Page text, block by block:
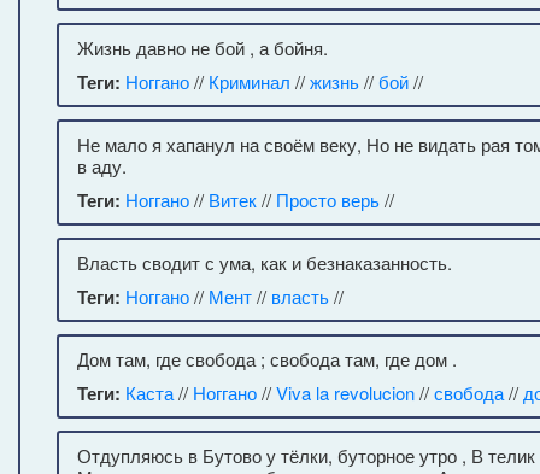
Жизнь давно не бой , а бойня.
Теги: Ноггано// Криминал //жизнь//бой//
Не мало я хапанул на своём веку, Но не видать рая
в аду.
Теги: Ноггано// Витек// Просто верь//
Власть сводит с ума, как и безнаказанность.
Теги: Ноггано// Мент// власть//
Дом там, где свобода ; свобода там, где дом .
Теги: Каста// Ноггано//Viva la revolucion//свобода//
Отдупляюсь в Бутово у тёлки, буторное утро , В